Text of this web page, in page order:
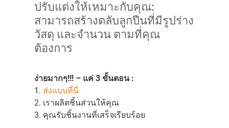
ปรับแต่งให้เหมาะกับคุณ:
สามารถสร้างตลับลูกปืนที่มีรูปร่าง
วัสดุ และจำนวน ตามที่คุณ
ต้องการ
ง่ายมากๆ!!! – แค่ 3 ขั้นตอน :
1. ส่งแบบที่นี่
2. เราผลิตชิ้นส่วนให้คุณ
3. คุณรับชิ้นงานที่เสร็จเรียบร้อย